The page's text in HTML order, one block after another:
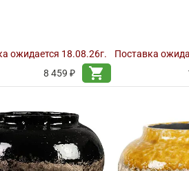
ожидается 18.08.26г.
8 459 ₽
shopping_cart
Поставка